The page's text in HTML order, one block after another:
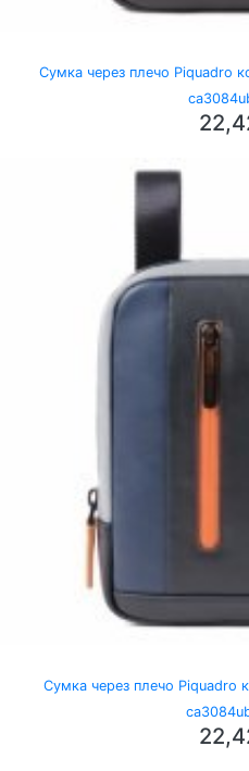
Сумка через плечо Piquadro
Сумка через плечо Piquadro